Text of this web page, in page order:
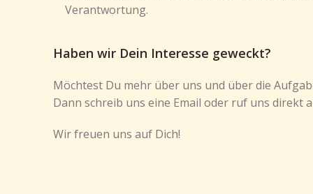
Verantwortung.
Haben wir Dein Interesse geweckt?
Möchtest Du mehr über uns und über die
Dann schreib uns eine Email oder ruf uns direkt
Wir freuen uns auf Dich!